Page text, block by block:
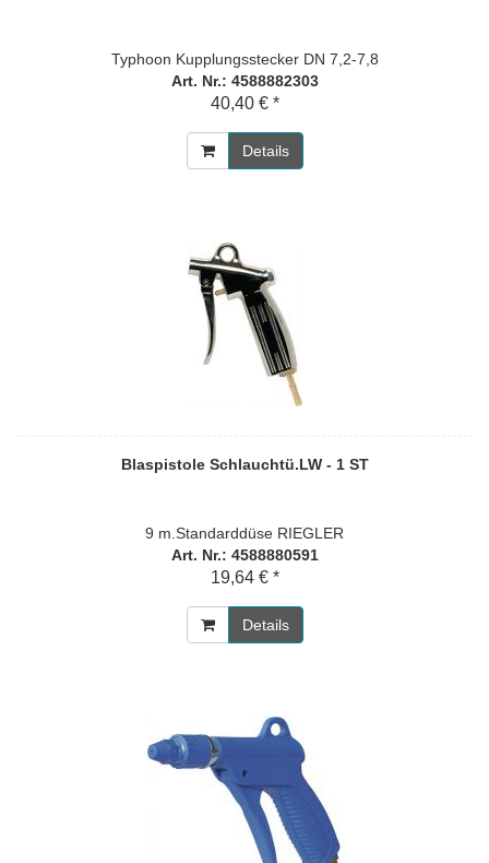
Typhoon Kupplungsstecker DN 7,2-7,8
Art. Nr.: 4588882303
40,40 € *
Details
Blaspistole Schlauchtü.LW - 1 ST
9 m.Standarddüse RIEGLER
Art. Nr.: 4588880591
19,64 € *
Details